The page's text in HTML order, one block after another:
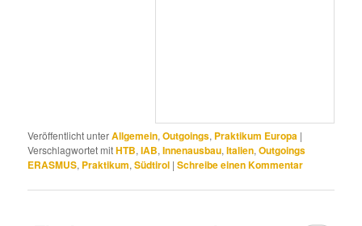
Veröffentlicht unterAllgemein,Outgoings, Praktikum Europa |
Verschlagwortet mitHTB,IAB,Innenausbau,Italien,Outgoings
ERASMUS, Praktikum,Südtirol |Schreibe einen Kommentar